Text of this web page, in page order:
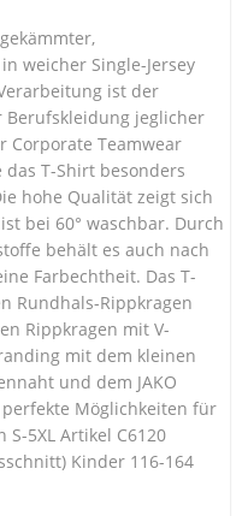
weicher Single-Jersey
ist der
Berufskleidung jeglicher
Corporate Teamwear
T-Shirt besonders
hohe Qualität zeigt sich
bei 60° waschbar. Durch
behält es auch nach
Farbechtheit. Das T-
Rundhals-Rippkragen
Rippkragen mit V-
mit dem kleinen
und dem JAKO
Möglichkeiten für
5XL Artikel C6120
Kinder 116-164